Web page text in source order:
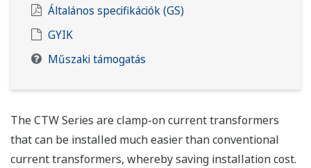
Általános specifikációk (GS)
GYIK
Műszaki támogatás
The CTW Series are clamp-on current transformers
that can be installed much easier than conventional
current transformers, whereby saving installation cost.